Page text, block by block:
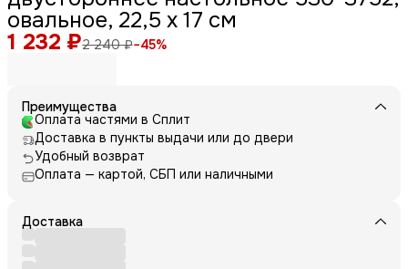
овальное, 22,5 x 17 см
1 232 ₽2 240 ₽−45%
Преимущества
Оплата частями в Сплит
Доставка в пункты выдачи или до двери
Удобный возврат
Оплата — картой, СБП или наличными
Доставка